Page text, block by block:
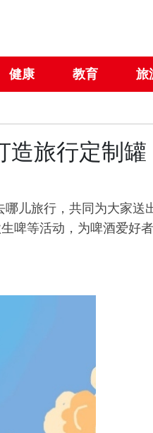
健康 教育 旅
造旅行定制罐
儿旅行，共同为大家送
啤等活动，为啤酒爱好